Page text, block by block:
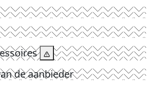
de aanbieder